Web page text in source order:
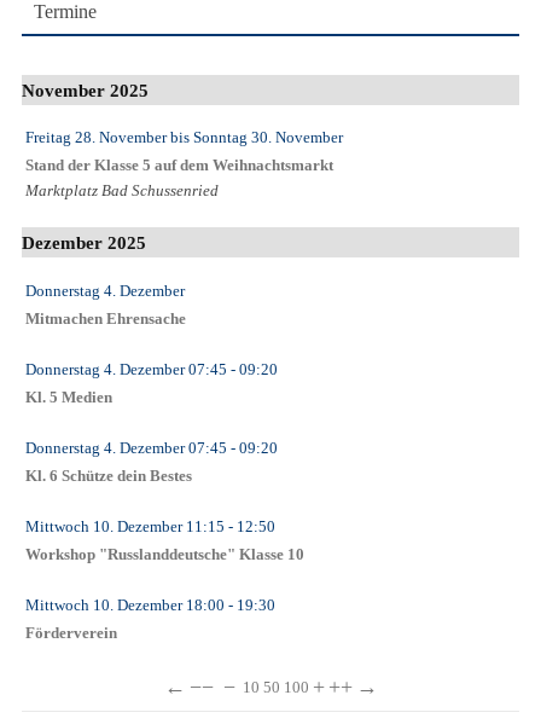
Termine
November 2025
Freitag 28. Novemberbis Sonntag 30. November
Stand der Klasse 5 auf dem Weihnachtsmarkt
Marktplatz Bad Schussenried
Dezember 2025
Donnerstag 4. Dezember
Mitmachen Ehrensache
Donnerstag 4. Dezember07:45 - 09:20
Kl. 5 Medien
Donnerstag 4. Dezember07:45 - 09:20
Kl. 6 Schütze dein Bestes
Mittwoch 10. Dezember11:15 - 12:50
Workshop "Russlanddeutsche" Klasse 10
Mittwoch 10. Dezember18:00 - 19:30
Förderverein
← −− − 10 50 100 + ++ →